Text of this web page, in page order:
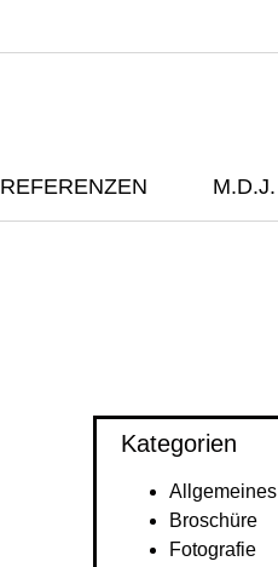
REFERENZEN M.d.J.
Kategorien
Allgemeines
Broschüre
Fotografie